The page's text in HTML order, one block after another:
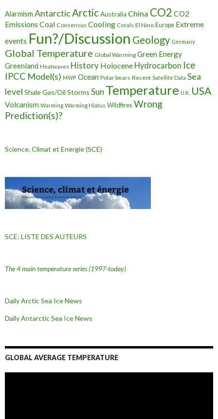
Alarmism AntarcticArctic Australia China CO2 CO2
Emissions Coal Consensus Cooling Corals El Nino Europe Extreme
events Fun?/Discussion Geology Germany
Global Temperature Global Warming Green Energy
Greenland Heatwaves History Holocene Hydrocarbon Ice
IPCC Model(s) MWP Ocean Polar bears Recent Satellite Data Sea
level Shale Gas/Oil Storms Sun Temperature U.K. USA
Volcanism Warming Warming Hiatus WildfiresWrong
Prediction(s)?
Science, Climat et Energie (SCE)
SCE: LISTE DES AUTEURS
The 4 main temperature series(1997-today)
Daily Arctic Sea Ice News
Daily Antarctic Sea IceNews
GLOBAL AVERAGE TEMPERATURE